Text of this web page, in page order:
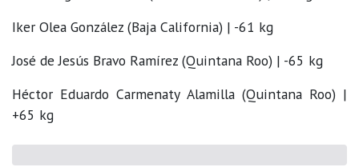
Iker Olea González (Baja California) | -61 kg
José de Jesús Bravo Ramírez (Quintana Roo) | -65 kg
Héctor Eduardo Carmenaty Alamilla (Quintana Roo) |
+65 kg